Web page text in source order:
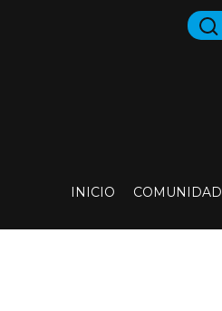
INICIO COMUNIDAD